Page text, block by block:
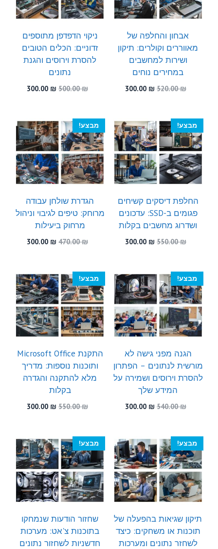
אבחון והחלפה של
מאווררים וקולרים: תיקון
ושירות למחשבים
במחירים נוחים
520.00₪
המחיר
520.00 ₪.
300.00 ₪
300.00 ₪.
ניקוי הדפדפן מתוספים
זדוניים: הכלים הטובים
להסרת וירוסים והגנת
נתונים
500.00₪
המחיר
500.00 ₪.
300.00 ₪
המחיר
300.00 ₪.
מבצע!
החלפת דיסקים קשיחים
פגומים ב-SSD: עדכונים
ושדרוג מחשבים בקלות
550.00₪
המחיר
300.00 ₪
300.00 ₪.
מבצע!
הגדרת שולחן עבודה
מרוחק: טיפים לגיבוי וניהול
מרחוק ביעילות
470.00₪
המחיר
300.00 ₪
המחיר
מבצע!
הגנה מפני גישה לא
מורשית לנתונים – הפתרון
להסרת וירוסים ושמירה על
המידע שלך
540.00₪
המחיר
540.00 ₪.
300.00 ₪
300.00 ₪.
מבצע!
התקנת Microsoft Office
ותוכנות נוספות: מדריך
מלא להתקנה והגדרה
בקלות
550.00₪
המחיר
550.00 ₪.
300.00 ₪
המחיר
300.00 ₪.
מבצע!
תיקון שגיאות בהפעלה של
תוכנות או משחקים: כיצד
לשחזר נתונים ומערכות
מבצע!
שחזור הודעות שנמחקו
בתוכנות צ'אט: מערכות
חדשניות לשחזור נתונים